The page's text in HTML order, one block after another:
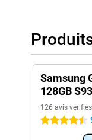
Samsung
128GB
126 avis vérifiés
4.5 étoiles